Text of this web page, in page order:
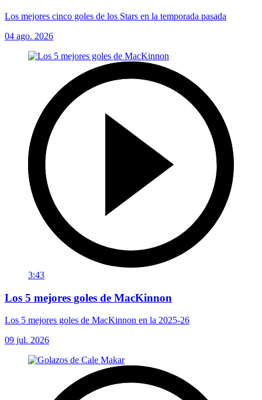
Los mejores cinco goles de los Stars en la temporada pasada
04 ago. 2026
3:43
Los 5 mejores goles de MacKinnon
Los 5 mejores goles de MacKinnon en la 2025-26
09 jul. 2026